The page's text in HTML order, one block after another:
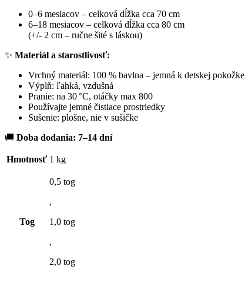
0–6 mesiacov – celková dĺžka cca 70 cm
6–18 mesiacov – celková dĺžka cca 80 cm
(+/- 2 cm – ručne šité s láskou)
✨ Materiál a starostlivosť:
Vrchný materiál: 100 % bavlna – jemná k detskej pokožke
Výplň: ľahká, vzdušná
Pranie: na 30 °C, otáčky max 800
Používajte jemné čistiace prostriedky
Sušenie: plošne, nie v sušičke
🚚 Doba dodania: 7–14 dní
Hmotnosť 1 kg
Tog
0,5 tog
,
1,0 tog
,
2,0 tog